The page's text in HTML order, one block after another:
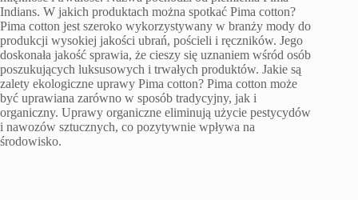
Indians. W jakich produktach można spotkać Pima cotton?
Pima cotton jest szeroko wykorzystywany w branży mody do
produkcji wysokiej jakości ubrań, pościeli i ręczników. Jego
doskonała jakość sprawia, że cieszy się uznaniem wśród osób
poszukujących luksusowych i trwałych produktów. Jakie są
zalety ekologiczne uprawy Pima cotton? Pima cotton może
być uprawiana zarówno w sposób tradycyjny, jak i
organiczny. Uprawy organiczne eliminują użycie pestycydów
i nawozów sztucznych, co pozytywnie wpływa na
środowisko.